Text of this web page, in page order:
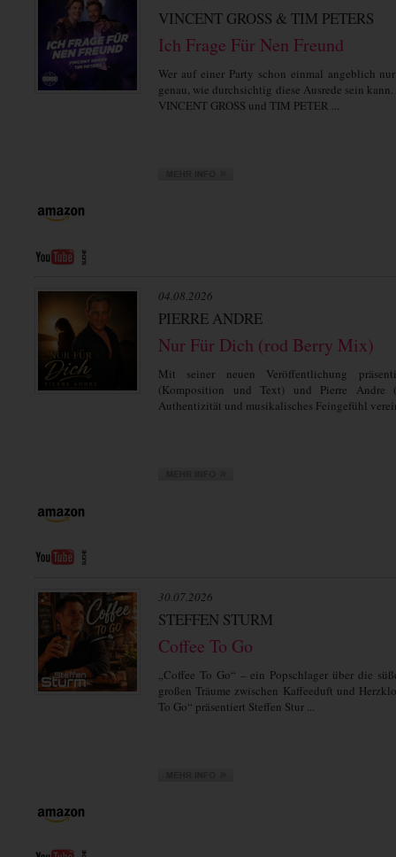
VINCENT GROSS & TIM PETERS
Ich Frage Für Nen Freund
Wer auf einer Party schon einmal angeblich
genau, wie durchsichtig diese Ausrede sein
VINCENT GROSS und TIM PETER ...
04.08.2026
PIERRE ANDRE
Nur Für Dich (rod Berry Mix)
Mit seiner neuen Veröffentlichung
(Komposition und Text) und Pierre Andre
Authentizität und musikalisches Feingefühl
30.07.2026
STEFFEN STURM
Coffee To Go
„Coffee To Go“ – ein Popschlager über die
großen Träume zwischen Kaffeeduft und
To Go“ präsentiert Steffen Stur ...